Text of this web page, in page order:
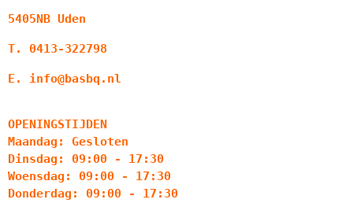
5405NB Uden
T. 0413-322798
E. info@basbq.nl
OPENINGSTIJDEN
Maandag: Gesloten
Dinsdag: 09:00 - 17:30
Woensdag: 09:00 - 17:30
Donderdag: 09:00 - 17:30